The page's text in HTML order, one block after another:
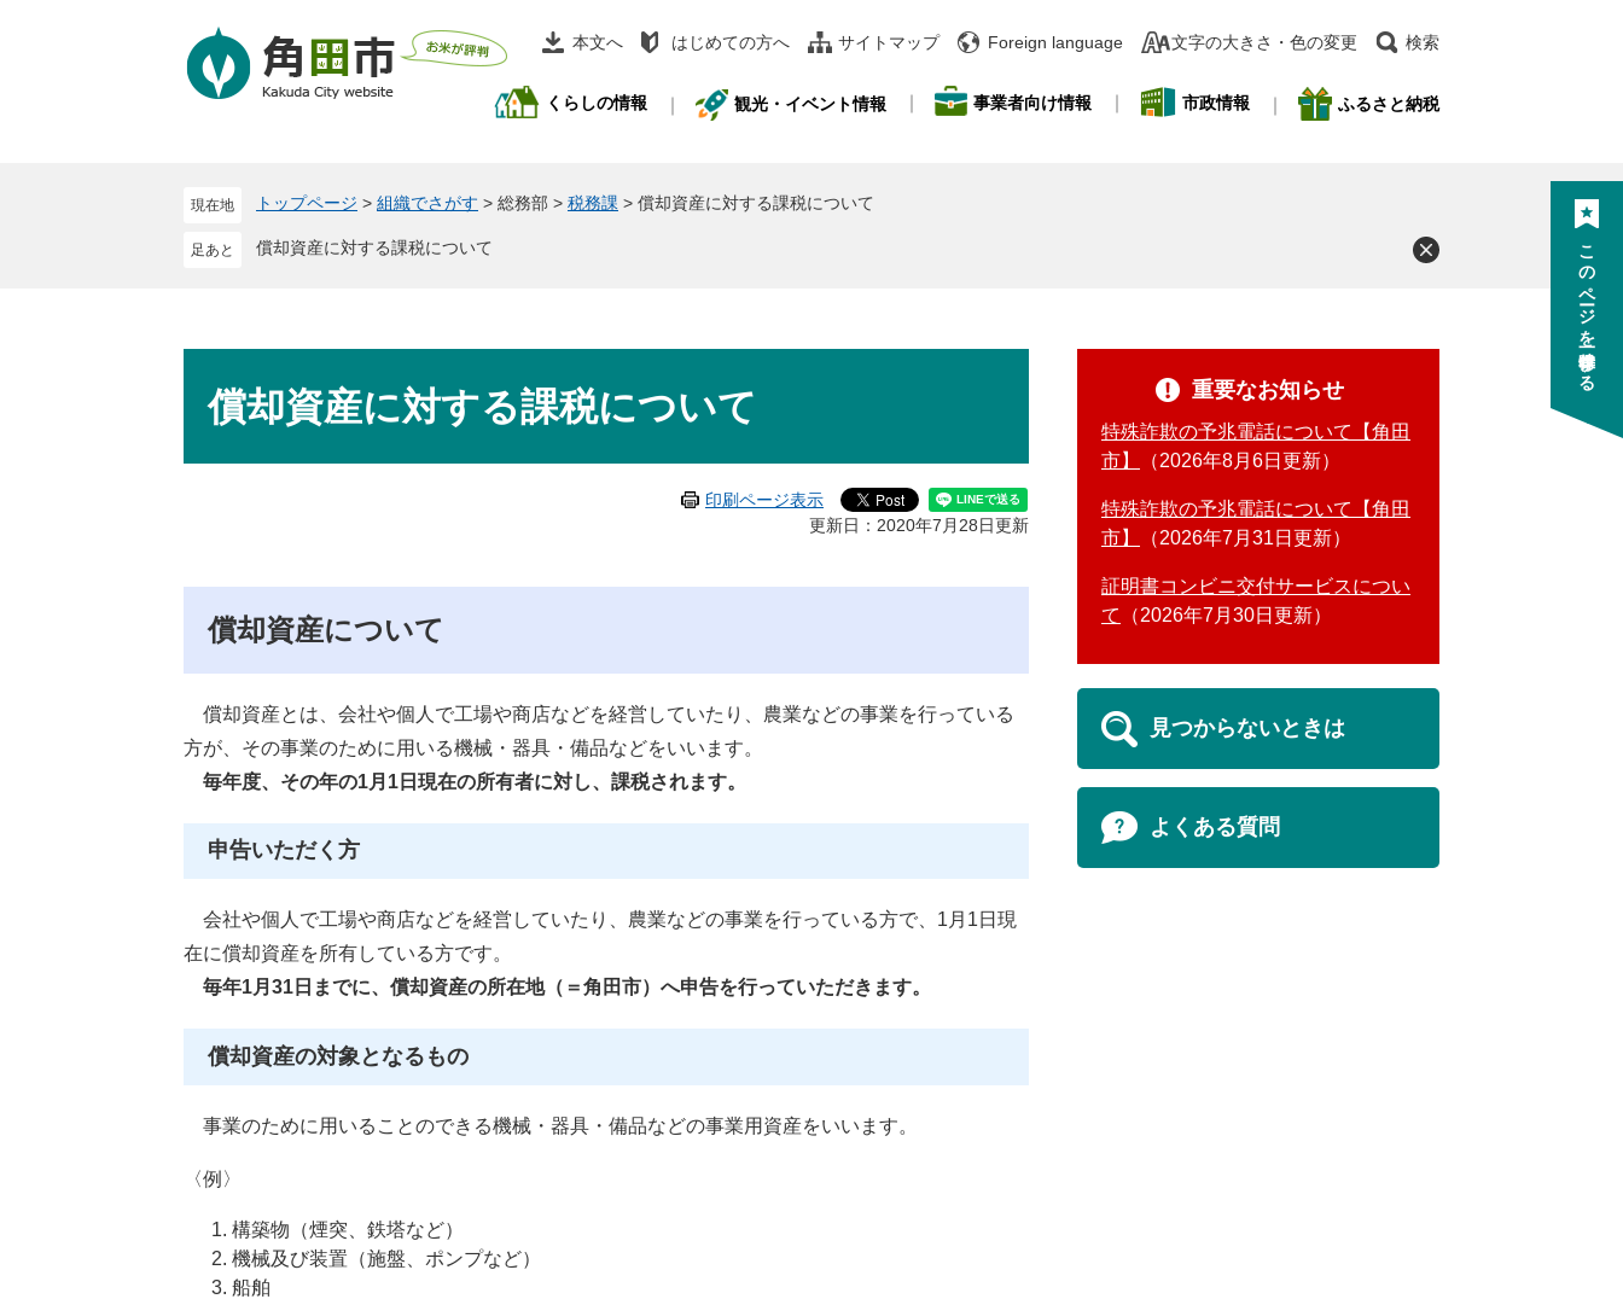
本文へ はじめての方へ サイトマップ Foreign language 文字の大きさ・色の変更 検索
くらしの情報 観光・イベント情報 事業者向け情報 市政情報 ふるさと納税
現在地 トップページ > 組織でさがす > 総務部 > 税務課 > 償却資産に対する課税について
償却資産に対する課税について
償却資産に対する課税について
印刷ページ表示
更新日：2020年7月28日更新
償却資産について
償却資産とは、会社や個人で工場や商店などを経営していたり、農業などの事業を行っている
方が、その事業のために用いる機械・器具・備品などをいいます。
毎年度、その年の1月1日現在の所有者に対し、課税されます。
申告いただく方
会社や個人で工場や商店などを経営していたり、農業などの事業を行っている方で、1月1日現
在に償却資産を所有している方です。
毎年1月31日までに、償却資産の所在地（＝角田市）へ申告を行っていただきます。
償却資産の対象となるもの
事業のために用いることのできる機械・器具・備品などの事業用資産をいいます。
〈例〉
構築物（煙突、鉄塔など）
機械及び装置（施盤、ポンプなど）
船舶
重要なお知らせ
特殊詐欺の予兆電話について【角田
市】
2026年8月6日更新
特殊詐欺の予兆電話について【角田
市】
2026年7月31日更新
証明書コンビニ交付サービスについ
て
2026年7月30日更新
見つからないときは
よくある質問
このページを一時保存する